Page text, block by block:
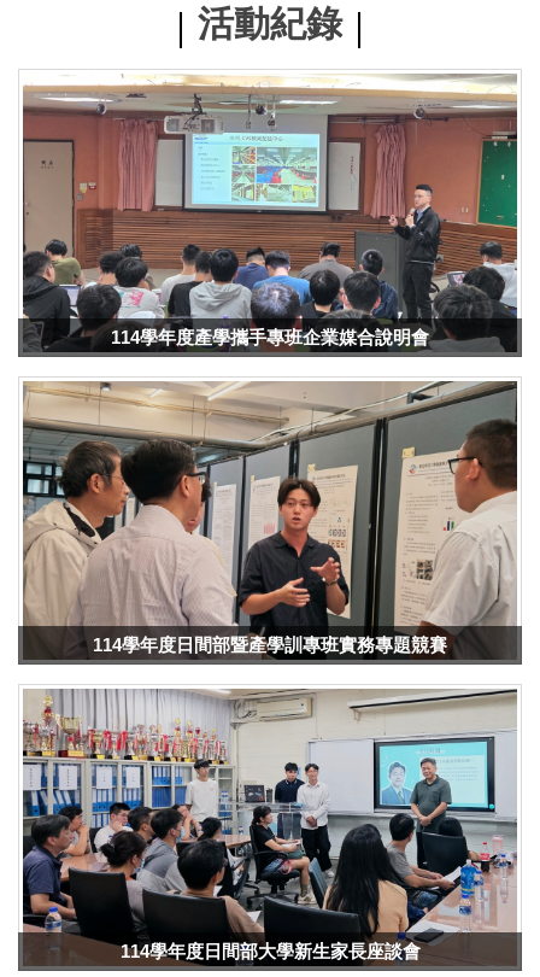
活動紀錄
114學年度產學攜手專班企業媒合說明會
114學年度日間部暨產學訓專班實務專題競賽
114學年度日間部大學新生家長座談會